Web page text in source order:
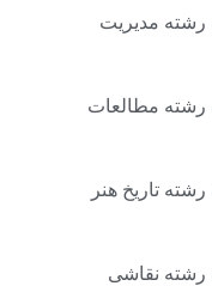
رشته مدیریت
رشته مطالعات
رشته تاریخ هنر
رشته نقاشی